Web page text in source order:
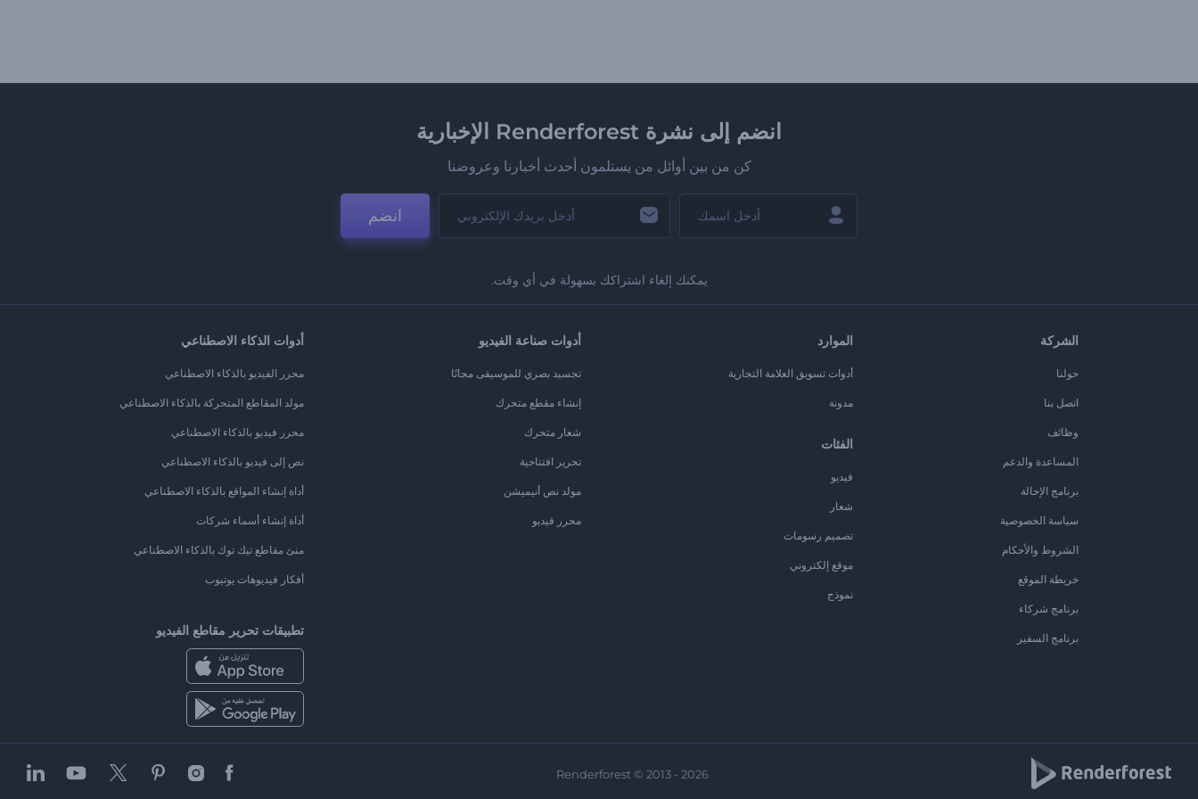
انضم إلى نشرة Renderforest الإخبارية
كن من بين أوائل من يستلمون أحدث أخبارنا وعروضنا
انضم
يمكنك إلغاء اشتراكك بسهولة في أي وقت.
الشركة
حولنا
اتصل بنا
وظائف
المساعدة والدعم
برنامج الإحالة
سياسة الخصوصية
الشروط والأحكام
خريطة الموقع
برنامج شركاء
برنامج السفير
الموارد
أدوات تسويق العلامة التجارية
مدونة
الفئات
فيديو
شعار
تصميم رسومات
موقع إلكتروني
نموذج
أدوات صناعة الفيديو
تجسيد بصري للموسيقى مجانًا
إنشاء مقطع متحرك
شعار متحرك
تحرير افتتاحية
مولد نص أنيميشن
محرر فيديو
أدوات الذكاء الاصطناعي
محرر الفيديو بالذكاء الاصطناعي
مولد المقاطع المتحركة بالذكاء الاصطناعي
محرر فيديو بالذكاء الاصطناعي
نص إلى فيديو بالذكاء الاصطناعي
أداة إنشاء المواقع بالذكاء الاصطناعي
أداة إنشاء أسماء شركات
منئ مقاطع تيك توك بالذكاء الاصطناعي
أفكار فيديوهات يوتيوب
تطبيقات تحرير مقاطع الفيديو
Renderforest © 2013 - 2026